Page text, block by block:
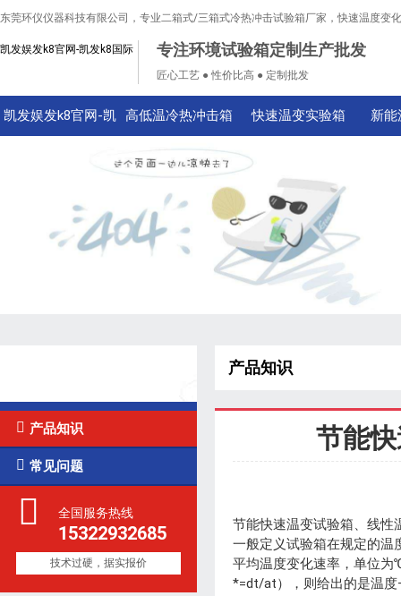
东莞环仪仪器科技有限公司，专业二箱式/三箱式冷热冲击试验箱厂家，快速温度变
凯发娱发k8官网-凯发k8国际 专注环境试验箱定制生产批发
匠心工艺 ● 性价比高 ● 定制批发
凯发娱发k8官网-凯 高低温冷热冲击箱 快速温变实验箱 新
 产品知识
 常见问题
全国服务热线
15322932685
技术过硬，据实报价
产品知识
节能
节能快速温变试验箱、线性
一般定义试验箱在规定的温
平均温度变化速率，单位
*=dt/at），则给出的是温